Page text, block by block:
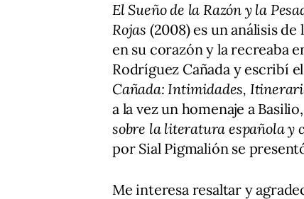
El Sueño de la Razón y la
Rojas (2008) es un análisis de
en su corazón y la recreaba
Rodríguez Cañada y escribí
Cañada: Intimidades,
a la vez un homenaje a
sobre la literatura española y
por Sial Pigmalión se
Me interesa resaltar y